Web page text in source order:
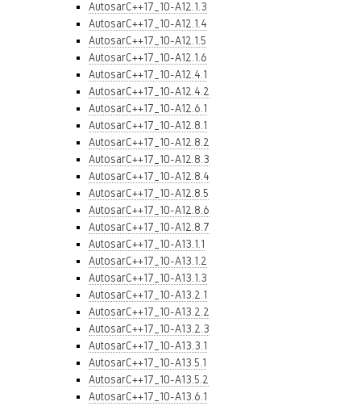
AutosarC++17_10-A12.1.3
AutosarC++17_10-A12.1.4
AutosarC++17_10-A12.1.5
AutosarC++17_10-A12.1.6
AutosarC++17_10-A12.4.1
AutosarC++17_10-A12.4.2
AutosarC++17_10-A12.6.1
AutosarC++17_10-A12.8.1
AutosarC++17_10-A12.8.2
AutosarC++17_10-A12.8.3
AutosarC++17_10-A12.8.4
AutosarC++17_10-A12.8.5
AutosarC++17_10-A12.8.6
AutosarC++17_10-A12.8.7
AutosarC++17_10-A13.1.1
AutosarC++17_10-A13.1.2
AutosarC++17_10-A13.1.3
AutosarC++17_10-A13.2.1
AutosarC++17_10-A13.2.2
AutosarC++17_10-A13.2.3
AutosarC++17_10-A13.3.1
AutosarC++17_10-A13.5.1
AutosarC++17_10-A13.5.2
AutosarC++17_10-A13.6.1